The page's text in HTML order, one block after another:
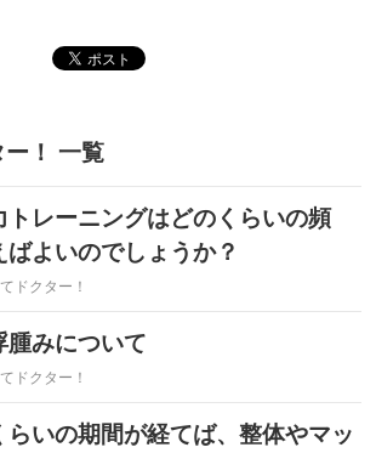
！ 一覧
トレーニングはどのくらいの頻
ばよいのでしょうか？
ドクター！
腫みについて
ドクター！
いの期間が経てば、整体やマッ